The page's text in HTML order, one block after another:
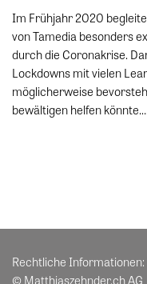
Im Frühjahr 2020
von Tamedia besonders
durch die Coronakrise.
Lockdowns mit vielen
möglicherweise
bewältigen helfen
Rechtliche Informationen:
© Matthiaszehnder.ch AG